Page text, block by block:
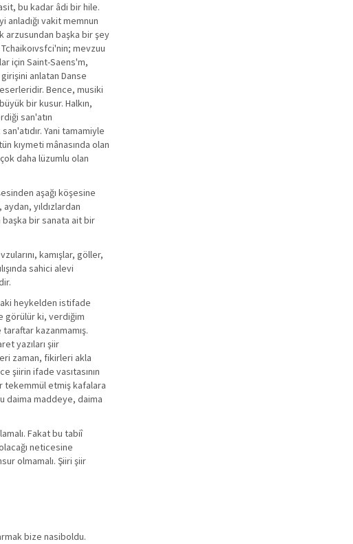
bu kadar âdi bir hile.
vakit memnun
arzusundan başka bir şey
mevzuu
için Saint-Saens'm,
anlatan Danse
Bence, musiki
bir kusur. Halkın,
san'atın
Yani tamamiyle
kıymeti mânasında olan
daha lüzumlu olan
aşağı köşesine
yıldızlardan
bir sanata ait bir
kamışlar, göller,
sahici alevi
heykelden istifade
görülür ki, verdiğim
kazanmamış.
yazıları şiir
zaman, fikirleri akla
şiirin ifade vasıtasının
tekemmül etmiş kafalara
daima maddeye, daima
Fakat bu tabiî
neticesine
olmamalı. Şiiri şiir
bize nasiboldu.